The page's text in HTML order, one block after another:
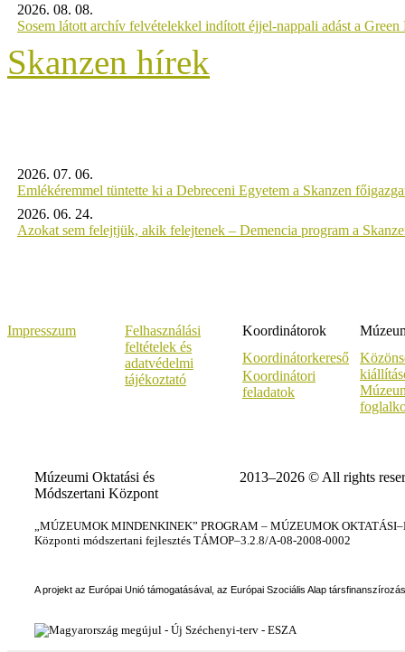
2026. 08. 08.
Sosem látott archív felvételekkel indított éjjel-nappali adást a Green
Skanzen hírek
2026. 07. 06.
Emlékéremmel tüntette ki a Debreceni Egyetem a Skanzen
2026. 06. 24.
Azokat sem felejtjük, akik felejtenek – Demencia program a
Impresszum
Felhasználási
feltételek és
adatvédelmi
tájékoztató
Koordinátorok
Koordinátorkereső
Koordinátori
feladatok
Múzeumi Oktatási és
Módszertani Központ
2013–2026 © All rights
„MÚZEUMOK MINDENKINEK” PROGRAM – MÚZEUMOK
Központi módszertani fejlesztés TÁMOP–3.2.8/A-08-2008-0002
A projekt az Európai Unió támogatásával, az Európai Szociális Alap